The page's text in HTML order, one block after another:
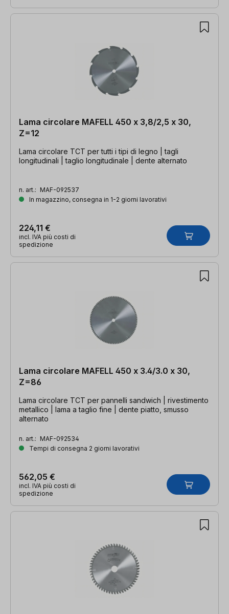
Lama circolare MAFELL 450 x 3,8/2,5 x 30,
Z=12
Lama circolare TCT per tutti i tipi di legno | tagli
longitudinali | taglio longitudinale | dente alternato
n. art.: MAF-092537
In magazzino, consegna in 1-2 giorni lavorativi
224,11 €
incl. IVA più costi di
spedizione
Lama circolare MAFELL 450 x 3.4/3.0 x 30,
Z=86
Lama circolare TCT per pannelli sandwich | rivestimento
metallico | lama a taglio fine | dente piatto, smusso
alternato
n. art.: MAF-092534
Tempi di consegna 2 giorni lavorativi
562,05 €
incl. IVA più costi di
spedizione